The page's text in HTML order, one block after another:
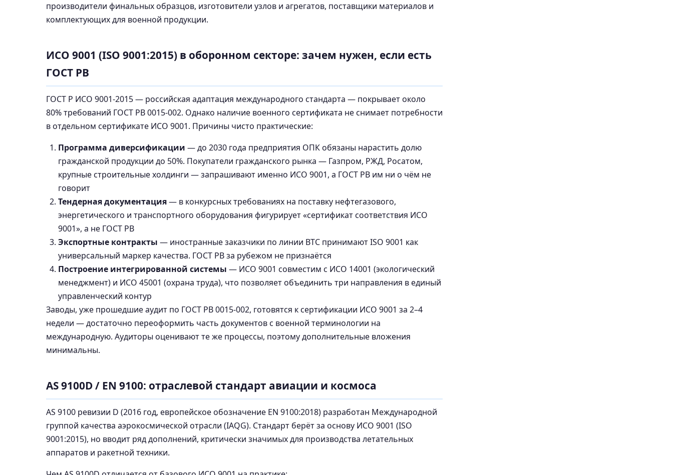
производители финальных образцов, изготовители узлов и агрегатов, поставщики материалов и
комплектующих для военной продукции.
ИСО 9001 (ISO 9001:2015) в оборонном секторе: зачем нужен, если есть
ГОСТ РВ
ГОСТ Р ИСО 9001-2015 — российская адаптация международного стандарта — покрывает около
80% требований ГОСТ РВ 0015-002. Однако наличие военного сертификата не снимает потребности
в отдельном сертификате ИСО 9001. Причины чисто практические:
Программа диверсификации — до 2030 года предприятия ОПК обязаны нарастить долю
гражданской продукции до 50%. Покупатели гражданского рынка — Газпром, РЖД, Росатом,
крупные строительные холдинги — запрашивают именно ИСО 9001, а ГОСТ РВ им ни о чём не
говорит
Тендерная документация— в конкурсных требованиях на поставку нефтегазового,
энергетического и транспортного оборудования фигурирует «сертификат соответствия ИСО
9001», а не ГОСТ РВ
Экспортные контракты — иностранные заказчики по линии ВТС принимают ISO 9001 как
универсальный маркер качества. ГОСТ РВ за рубежом не признаётся
Построение интегрированной системы — ИСО 9001 совместим с ИСО 14001 (экологический
менеджмент) и ИСО 45001 (охрана труда), что позволяет объединить три направления в единый
управленческий контур
Заводы, уже прошедшие аудит по ГОСТ РВ 0015-002, готовятся к сертификации ИСО 9001 за 2–4
недели — достаточно переоформить часть документов с военной терминологии на
международную. Аудиторы оценивают те же процессы, поэтому дополнительные вложения
минимальны.
AS 9100D / EN 9100: отраслевой стандарт авиации и космоса
AS 9100 ревизии D (2016 год, европейское обозначение EN 9100:2018) разработан Международной
группой качества аэрокосмической отрасли (IAQG). Стандарт берёт за основу ИСО 9001 (ISO
9001:2015), но вводит ряд дополнений, критически значимых для производства летательных
аппаратов и ракетной техники.